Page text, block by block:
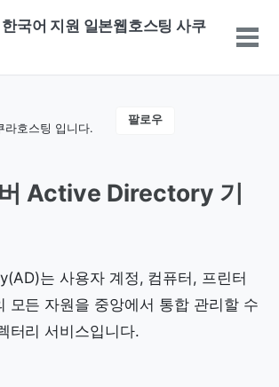
국어 지원 일본웹호스팅 사쿠
토
라호스팅 입니다.
팔로우
Active Directory 기
는 사용자 계정, 컴퓨터, 프린터
모든 자원을 중앙에서 통합 관리할 수
터리 서비스입니다.